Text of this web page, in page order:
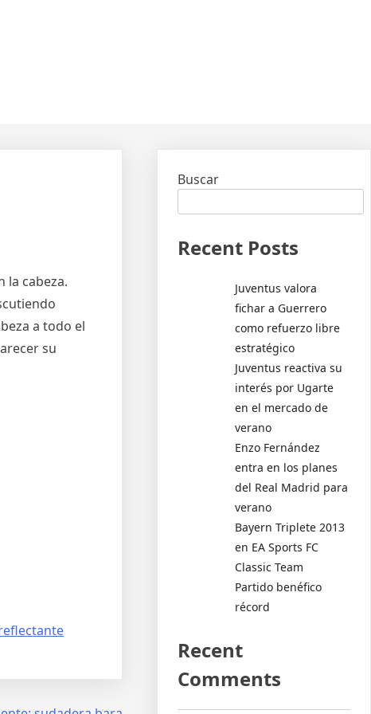
la cabeza.
a todo el
su
Buscar
Recent Posts
Juventus valora
fichar a Guerrero
como refuerzo libre
estratégico
Juventus reactiva su
interés por Ugarte
en el mercado de
verano
Enzo Fernández
entra en los planes
del Real Madrid para
verano
Bayern Triplete 2013
en EA Sports FC
Classic Team
Partido benéfico
récord
Recent
Comments